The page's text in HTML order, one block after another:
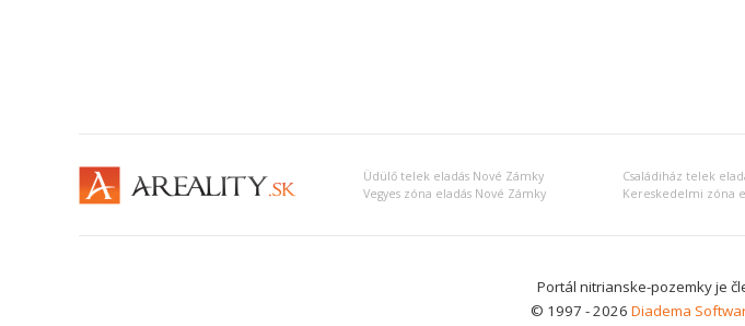
Üdülő telek eladás Nové Zámky Családiház telek
Vegyes zóna eladás Nové Zámky
Kereskedelmi zóna
Portál nitrianske-pozemky je
© 1997 - 2026 Diadema